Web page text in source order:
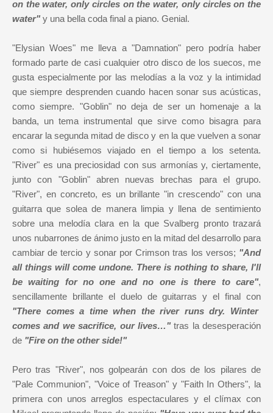
on the water, only circles on the water, only circles on the
water" y una bella coda final a piano. Genial.
"Elysian Woes" me lleva a "Damnation" pero podría haber
formado parte de casi cualquier otro disco de los suecos, me
gusta especialmente por las melodías a la voz y la intimidad
que siempre desprenden cuando hacen sonar sus acústicas,
como siempre. "Goblin" no deja de ser un homenaje a la
banda, un tema instrumental que sirve como bisagra para
encarar la segunda mitad de disco y en la que vuelven a sonar
como si hubiésemos viajado en el tiempo a los setenta.
"River" es una preciosidad con sus armonías y, ciertamente,
junto con "Goblin" abren nuevas brechas para el grupo.
"River", en concreto, es un brillante "in crescendo" con una
guitarra que solea de manera limpia y llena de sentimiento
sobre una melodía clara en la que Svalberg pronto trazará
unos nubarrones de ánimo justo en la mitad del desarrollo para
cambiar de tercio y sonar por Crimson tras los versos; "And
all things will come undone. There is nothing to share, I'll
be waiting for no one and no one is there to care",
sencillamente brillante el duelo de guitarras y el final con
"There comes a time when the river runs dry. Winter
comes and we sacrifice, our lives…"tras la desesperación
de "Fire on the other side!"
Pero tras "River", nos golpearán con dos de los pilares de
"Pale Communion", "Voice of Treason" y "Faith In Others", la
primera con unos arreglos espectaculares y el clímax con